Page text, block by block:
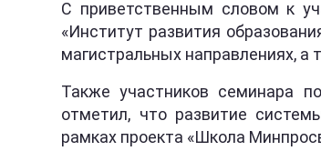
С приветственным словом к
«Институт развития
магистральных направлениях,
Также участников семинара
отметил, что развитие
рамках проекта «Школа